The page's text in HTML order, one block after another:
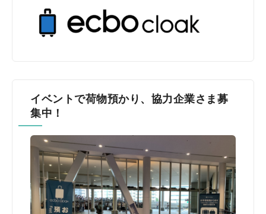
イベントで荷物預かり、協力企業さま募
集中！